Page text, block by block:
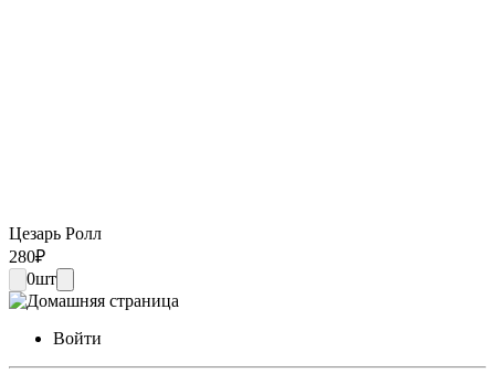
Цезарь Ролл
280₽
0шт
Войти